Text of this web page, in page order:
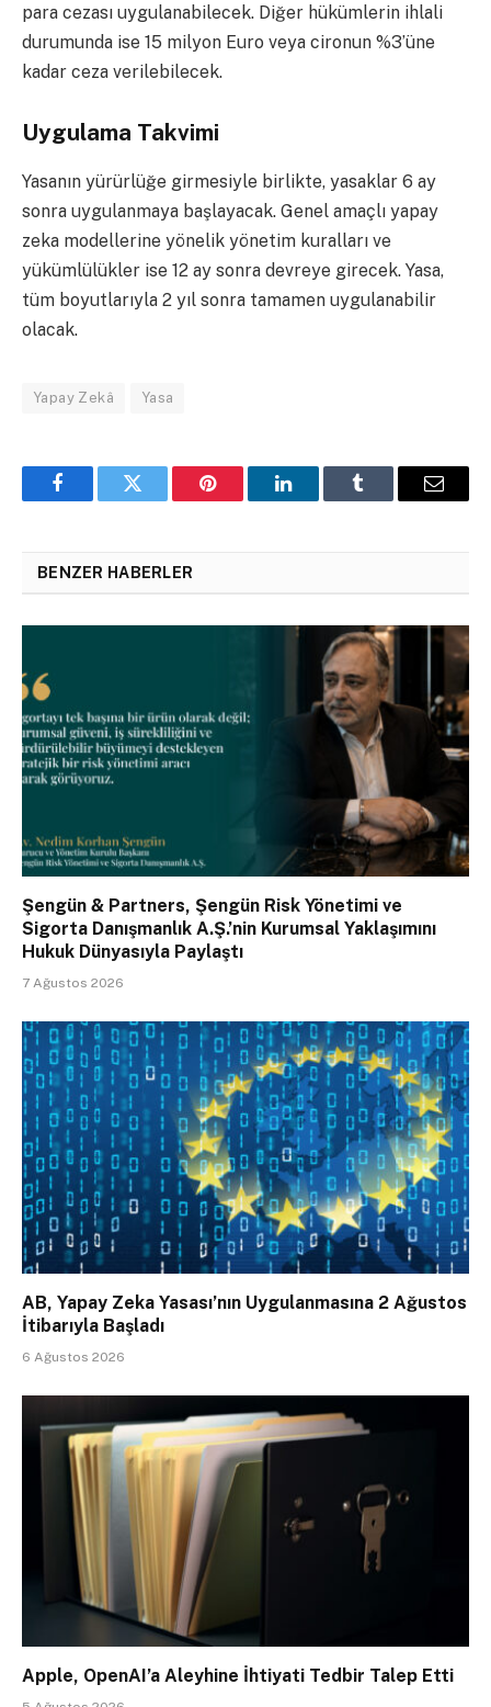
para cezası uygulanabilecek. Diğer hükümlerin ihlali
durumunda ise 15 milyon Euro veya cironun %3’üne
kadar ceza verilebilecek.
Uygulama Takvimi
Yasanın yürürlüğe girmesiyle birlikte, yasaklar 6 ay
sonra uygulanmaya başlayacak. Genel amaçlı yapay
zeka modellerine yönelik yönetim kuralları ve
yükümlülükler ise 12 ay sonra devreye girecek. Yasa,
tüm boyutlarıyla 2 yıl sonra tamamen uygulanabilir
olacak.
Yapay Zekâ Yasa
FacebookTwitter Pinterest LinkedInTumblr Email
BENZER HABERLER
Şengün & Partners, Şengün Risk Yönetimi ve
Sigorta Danışmanlık A.Ş.’nin Kurumsal Yaklaşımını
Hukuk Dünyasıyla Paylaştı
7 Ağustos 2026
AB, Yapay Zeka Yasası’nın Uygulanmasına 2 Ağustos
İtibarıyla Başladı
6 Ağustos 2026
Apple, OpenAI’a Aleyhine İhtiyati Tedbir Talep Etti